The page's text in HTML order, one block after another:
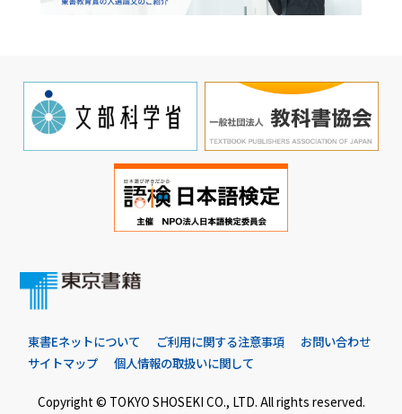
東書Eネットについて ご利用に関する注意事項
お問い合わせ
サイトマップ
個人情報の取扱いに関して
Copyright © TOKYO SHOSEKI CO., LTD. All rights reserved.